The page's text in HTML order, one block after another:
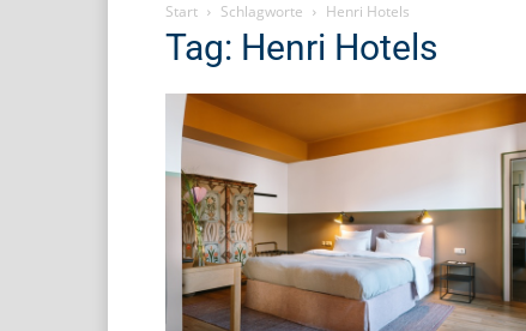
Start Schlagworte Henri Hotels
Tag: Henri Hotels